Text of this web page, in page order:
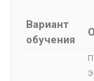
Вариант
обучения